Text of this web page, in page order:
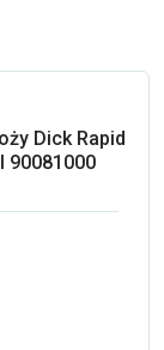
Dick Rapid
90081000